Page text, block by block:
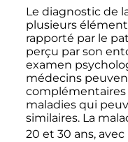
Le diagnostic de
plusieurs
rapporté par le
perçu par son
examen
médecins
maladies qui
similaires. La
20 et 30 ans,